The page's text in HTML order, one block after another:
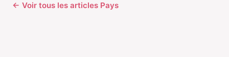
← Voir tous les articles Pays